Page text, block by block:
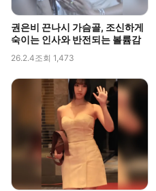
권은비 끈나시 가슴골, 조신하게
숙이는 인사와 반전되는 볼륨감
26.2.4조회 1,473